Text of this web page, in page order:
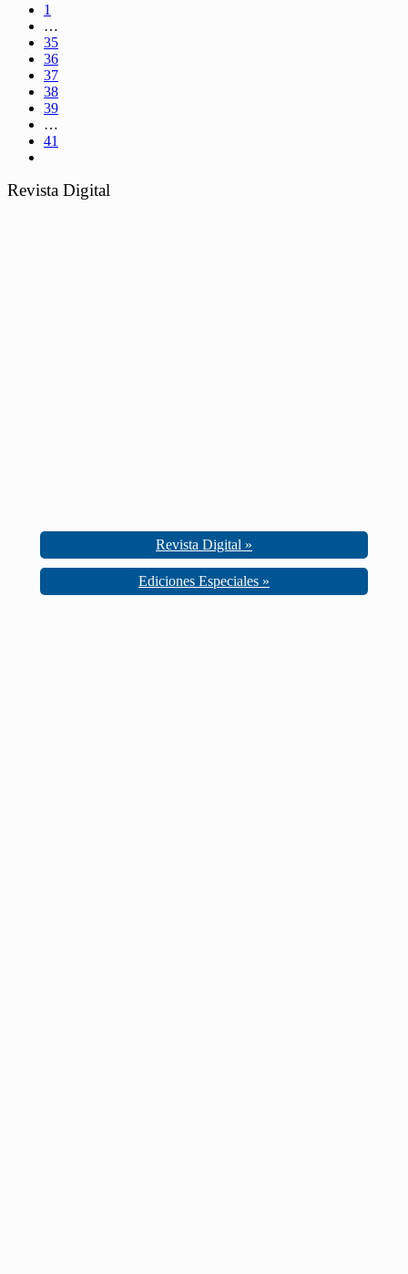
1
…
35
36
37
38
39
…
41
Revista Digital
Revista Digital »
Ediciones Especiales »